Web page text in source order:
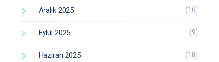
Aralık 2025 (16)
Eylül 2025 (9)
Haziran 2025 (18)